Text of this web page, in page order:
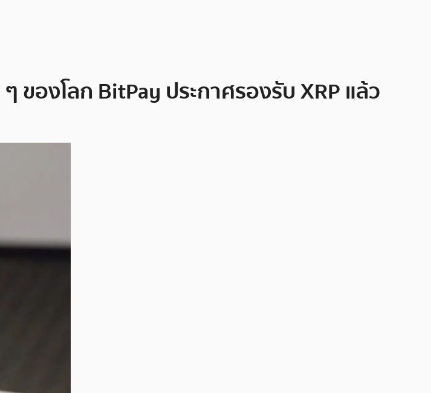
องโลก BitPay ประกาศรองรับ XRP แล้ว